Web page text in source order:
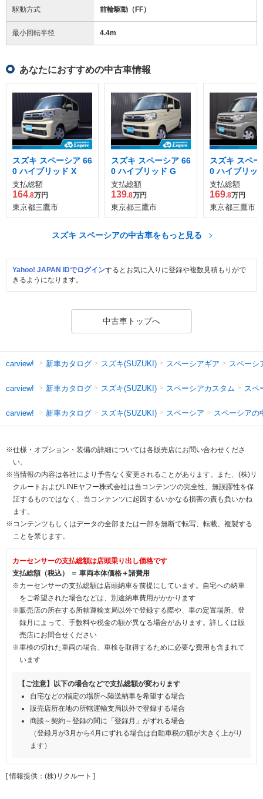
駆動方式 前輪駆動（FF）
最小回転半径 4.4m
あなたにおすすめの中古車情報
スズキ スペーシア 66
0 ハイブリッド X
支払総額
164.8万円
東京都三鷹市
スズキ スペーシア 66
0 ハイブリッド G
支払総額
139.8万円
東京都三鷹市
スズキ スペ
0 ハイブリッ
支払総額
169.8万円
東京都三鷹市
スズキ スペーシアの中古車をもっと見る
Yahoo! JAPAN IDでログインするとお気に入りに登録や複数見積もりがで
きるようになります。
中古車トップへ
carview! 新車カタログ スズキ(SUZUKI) スペーシアギア スペーシ
carview! 新車カタログ スズキ(SUZUKI) スペーシアカスタム スペ
carview! 新車カタログ スズキ(SUZUKI) スペーシア スペーシアの
※仕様・オプション・装備の詳細については各販売店にお問い合わせくださ
い。
※当情報の内容は各社により予告なく変更されることがあります。また、(株)リ
クルートおよびLINEヤフー株式会社は当コンテンツの完全性、無誤謬性を保
証するものではなく、当コンテンツに起因するいかなる損害の責も負いかね
ます。
※コンテンツもしくはデータの全部または一部を無断で転写、転載、複製する
ことを禁じます。
カーセンサーの支払総額は店頭乗り出し価格です
支払総額（税込） ＝ 車両本体価格＋諸費用
※カーセンサーの支払総額は店頭納車を前提にしています。自宅への納車
をご希望された場合などは、別途納車費用がかかります
※販売店の所在する所轄運輸支局以外で登録する際や、車の定置場所、登
録月によって、手数料や税金の額が異なる場合があります。詳しくは販
売店にお問合せください
※車検の切れた車両の場合、車検を取得するために必要な費用も含まれて
います
【ご注意】以下の場合などで支払総額が変わります
自宅などの指定の場所へ陸送納車を希望する場合
販売店所在地の所轄運輸支局以外で登録する場合
商談～契約～登録の間に「登録月」がずれる場合
（登録月が3月から4月にずれる場合は自動車税の額が大きく上がり
ます）
[ 情報提供：(株)リクルート ]